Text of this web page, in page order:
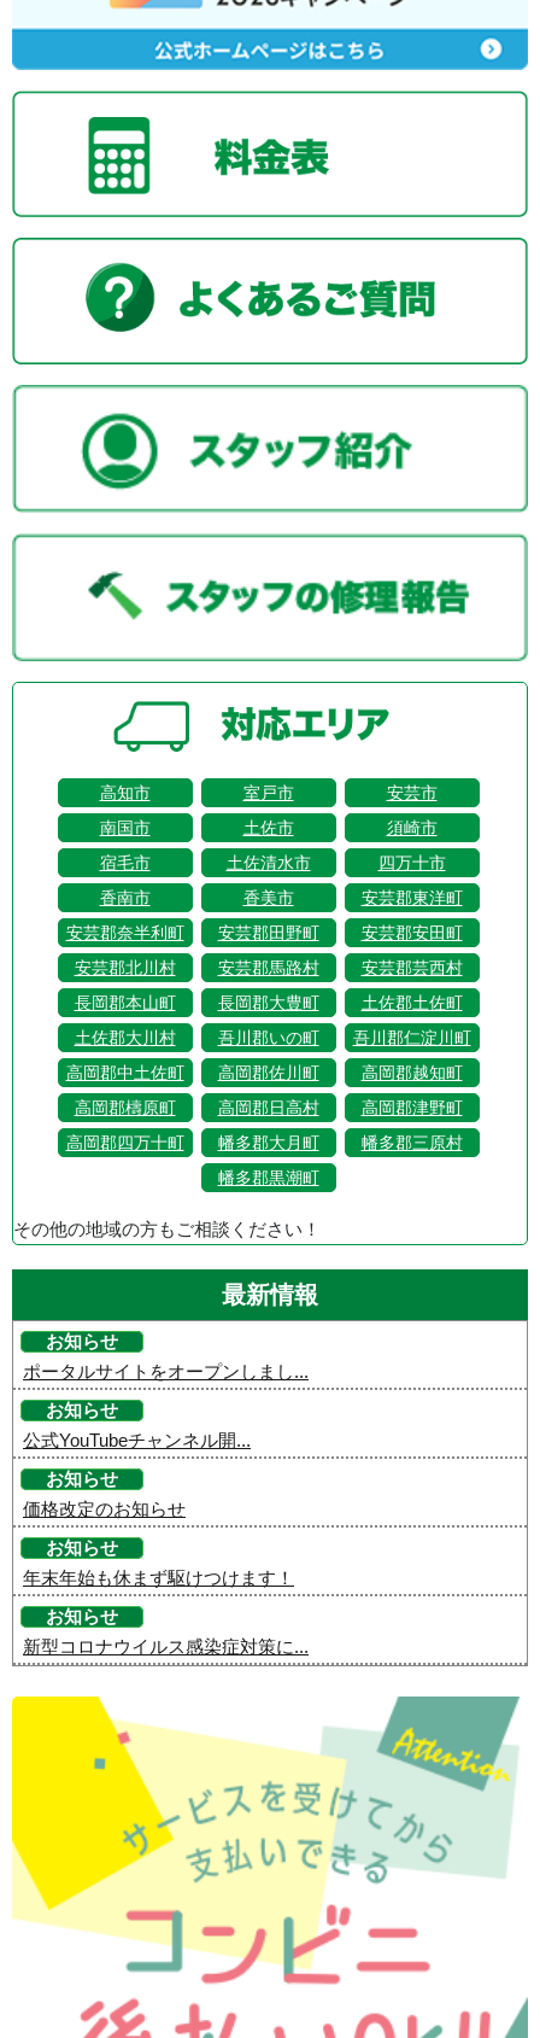
高知市 室戸市
安芸市
南国市
土佐市
須崎市
宿毛市
土佐清水市
四万十市
香南市
香美市
安芸郡東洋町
安芸郡奈半利町
安芸郡田野町
安芸郡安田町
安芸郡北川村
安芸郡馬路村
安芸郡芸西村
長岡郡本山町
長岡郡大豊町
土佐郡土佐町
土佐郡大川村
吾川郡いの町
吾川郡仁淀川町
高岡郡中土佐町
高岡郡佐川町
高岡郡越知町
高岡郡檮原町
高岡郡日高村
高岡郡津野町
高岡郡四万十町
幡多郡大月町
幡多郡三原村
幡多郡黒潮町
その他の地域の方もご相談ください！
最新情報
お知らせ
ポータルサイトをオープンしまし...
お知らせ
公式YouTubeチャンネル開...
お知らせ
価格改定のお知らせ
お知らせ
年末年始も休まず駆けつけます！
お知らせ
新型コロナウイルス感染症対策に...